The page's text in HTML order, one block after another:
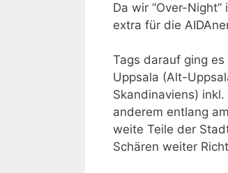
Da wir “Over-
extra für die
Tags darauf ging
Uppsala (Alt-
Skandinaviens)
anderem entlang
weite Teile der
Schären weiter